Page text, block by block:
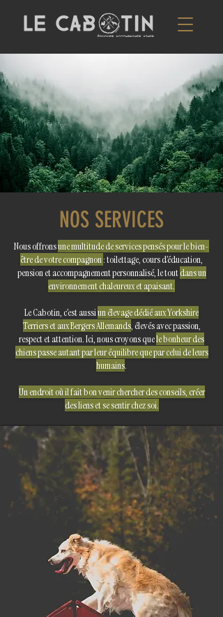
NOS SERVICES
Nous offronsune multitude de services pensés pour le bien-
être de votre compagnon: toilettage, cours d’éducation,
pension et accompagnement personnalisé, le toutdans un
environnement chaleureux et apaisant.
Le Cabotin, c’est aussiun élevage dédié aux Yorkshire
Terriers et aux Bergers Allemands, élevés avec passion,
respect et attention. Ici, nous croyons quele bonheur des
chiens passe autant par leur équilibre que par celui de leurs
humains.
Un endroit où il fait bon venir chercher des conseils, créer
des liens et se sentir chez soi.